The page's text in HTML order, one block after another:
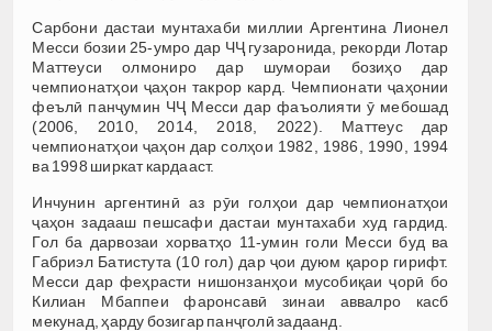
Сарбони дастаи мунтахаби миллии Аргентина Лионел
Месси бозии 25-умро дар ЧҶ гузаронида, рекорди Лотар
Маттеуси олмониро дар шумораи бозиҳо дар
чемпионатҳои ҷаҳон такрор кард. Чемпионати ҷаҳонии
феълӣ панҷумин ЧҶ Месси дар фаъолияти ӯ мебошад
(2006, 2010, 2014, 2018, 2022). Маттеус дар
чемпионатҳои ҷаҳон дар солҳои 1982, 1986, 1990, 1994
ва 1998 ширкат кардааст.
Инчунин аргентинӣ аз рӯи голҳои дар чемпионатҳои
ҷаҳон задааш пешсафи дастаи мунтахаби худ гардид.
Гол ба дарвозаи хорватҳо 11-умин голи Месси буд ва
Габриэл Батистута (10 гол) дар ҷои дуюм қарор гирифт.
Месси дар феҳрасти нишонзанҳои мусобиқаи ҷорӣ бо
Килиан Мбаппеи фаронсавӣ зинаи аввалро касб
мекунад, ҳарду бозигар панҷголӣ задаанд.